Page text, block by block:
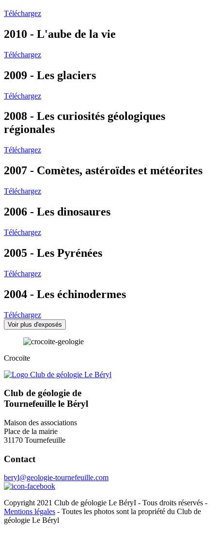
Téléchargez
2010 - L'aube de la vie
Téléchargez
2009 - Les glaciers
Téléchargez
2008 - Les curiosités géologiques
régionales
Téléchargez
2007 - Comètes, astéroïdes et météorites
Téléchargez
2006 - Les dinosaures
Téléchargez
2005 - Les Pyrénées
Téléchargez
2004 - Les échinodermes
Téléchargez
Voir plus d'exposés
Crocoïte
Club de géologie de
Tournefeuille le Béryl
Maison des associations
Place de la mairie
31170 Tournefeuille
Contact
beryl@geologie-tournefeuille.com
Copyright 2021 Club de géologie Le BéryI - Tous droits réservés -
Mentions légales - Toutes les photos sont la propriété du Club de
géologie Le Béryl